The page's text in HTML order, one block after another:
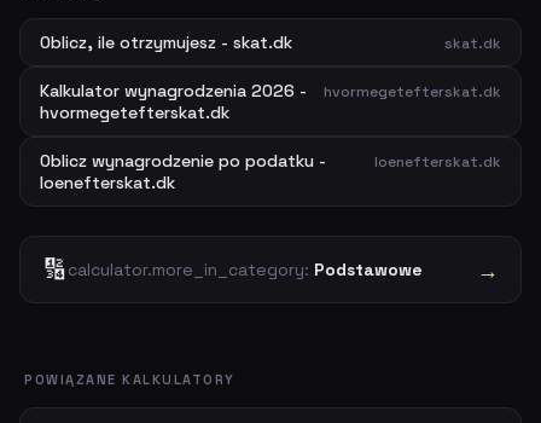
Oblicz, ile otrzymujesz - skat.dk skat.dk
Kalkulator wynagrodzenia 2026 -
hvormegetefterskat.dk
hvormegetefterskat.dk
Oblicz wynagrodzenie po podatku -
loenefterskat.dk
loenefterskat.dk
🔢calculator.more_in_category: Podstawowe →
POWIĄZANE KALKULATORY